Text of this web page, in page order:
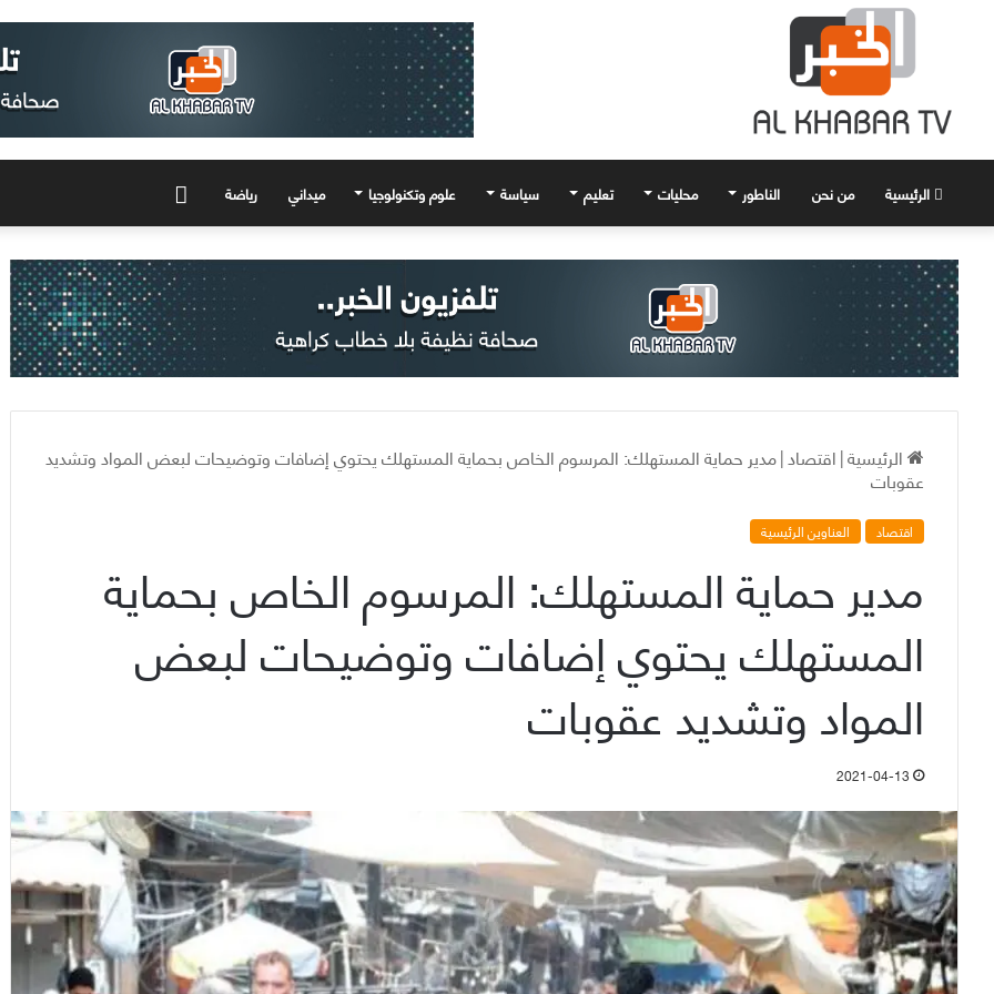
الرئيسية من نحن الناطور محليات تعليم سياسة علوم وتكنولوجيا ميداني رياضة
الرئيسية|اقتصاد|مدير حماية المستهلك: المرسوم الخاص بحماية المستهلك يحتوي إضافات وتوضيحات لبعض المواد وتشديد
عقوبات
اقتصاد العناوين الرئيسية
مدير حماية المستهلك: المرسوم الخاص بحماية
المستهلك يحتوي إضافات وتوضيحات لبعض
المواد وتشديد عقوبات
2021-04-13